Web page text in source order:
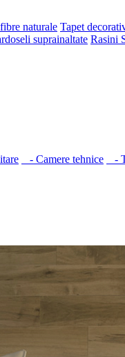
naturale Tapet
suprainaltate Rasini
- Camere tehnice
-